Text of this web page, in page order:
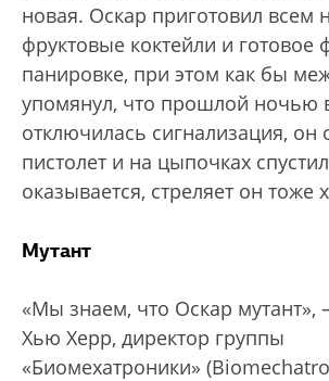
новая. Оскар приготовил всем
фруктовые коктейли и готовое
панировке, при этом как бы
упомянул, что прошлой ночью
отключилась сигнализация, он
пистолет и на цыпочках
оказывается, стреляет он тоже
Мутант
«Мы знаем, что Оскар мутант»,
Хью Херр, директор группы
«Биомехатроники»